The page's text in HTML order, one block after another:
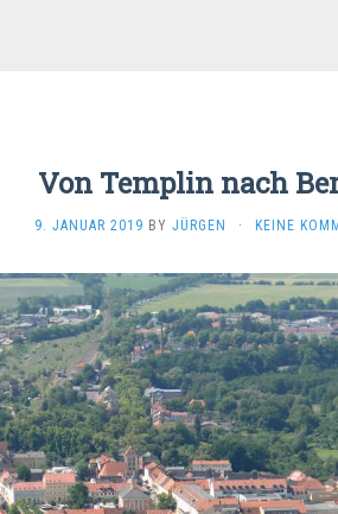
Von Templin nach
9. JANUAR 2019 BY JÜRGEN · KEINE